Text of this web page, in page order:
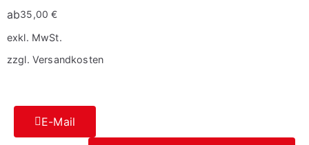
ab35,00€
exkl. MwSt.
zzgl. Versandkosten
E-Mail